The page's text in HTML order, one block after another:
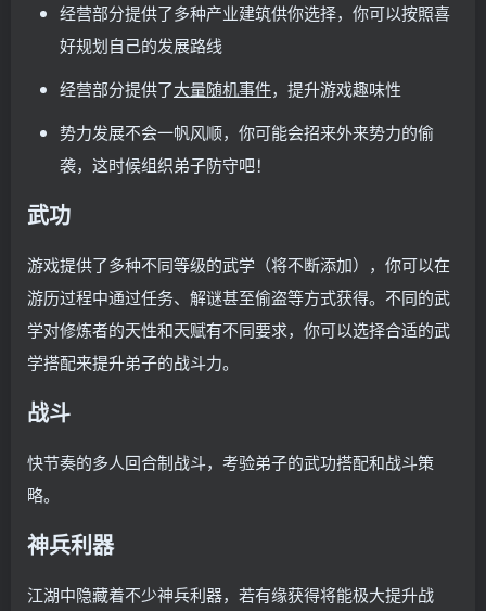
经营部分提供了多种产业建筑供你选择，你可以按照喜
好规划自己的发展路线
经营部分提供了大量随机事件，提升游戏趣味性
势力发展不会一帆风顺，你可能会招来外来势力的偷
袭，这时候组织弟子防守吧！
武功
游戏提供了多种不同等级的武学（将不断添加），你可以在
游历过程中通过任务、解谜甚至偷盗等方式获得。不同的武
学对修炼者的天性和天赋有不同要求，你可以选择合适的武
学搭配来提升弟子的战斗力。
战斗
快节奏的多人回合制战斗，考验弟子的武功搭配和战斗策
略。
神兵利器
江湖中隐藏着不少神兵利器，若有缘获得将能极大提升战